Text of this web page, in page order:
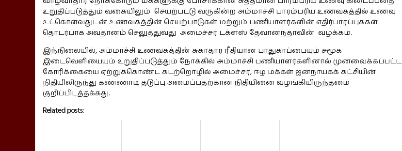
உறுதிப்படுத்தும் வகையிலும் செயற்பட்டு வருகின்ற அம்மாச்சி பாரம்பரிய உணவகத்தில் உணவு
உட்கொள்வதுடன் உணவகத்தின் செயற்பாடுகள் மற்றும் பணியாளர்களின் எதிர்பார்ப்புக்கள்
தொடர்பாக அவதானம் செலுத்துவது அமைச்சர் டக்ளஸ் தேவானந்தாவின் வழக்கம்.
இந்நிலையில், அம்மாச்சி உணவகத்தின் சுகாதார ரீதியான பாதுகாப்பையும் சமூக
இடைவெளியையும் உறுதிப்படுத்தும் நோக்கில் அம்மாச்சி பணியாளர்களினால் முன்வைக்கப்பட்ட
கோரிக்கையை ஏற்றுக்கொண்ட கடற்றொழில் அமைச்சர், ஈழ மக்கள் ஜனநாயகக் கட்சியின்
நிதியிலிருந்து கண்ணாடி தடுப்பு அமைப்பதற்கான நிதியினை வழங்கியிருந்தமை
குறிப்பிடத்தக்கது.
Related posts: